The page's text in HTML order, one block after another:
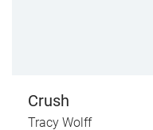
Crush
Tracy Wolff